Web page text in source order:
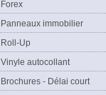
Forex
Panneaux immobilier
Roll-Up
Vinyle autocollant
Brochures - Délai court